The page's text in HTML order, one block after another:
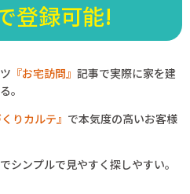
登録可能!
『お宅訪問』 記事で実際に家を建
。
くりカルテ』 で本気度の高いお客様
でシンプルで見やすく探しやすい。